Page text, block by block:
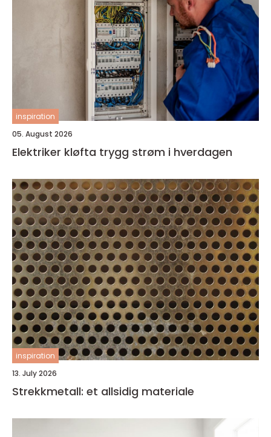
inspiration
05. August 2026
Elektriker kløfta trygg strøm i hverdagen
inspiration
13. July 2026
Strekkmetall: et allsidig materiale